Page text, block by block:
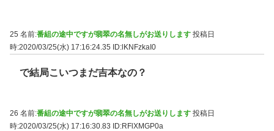
25 名前:番組の途中ですが翡翠の名無しがお送りします 投稿日
時:2020/03/25(水) 17:16:24.35
ID:lKNFzkaI0
で結局こいつまだ吉本なの？
26 名前:番組の途中ですが翡翠の名無しがお送りします 投稿日
時:2020/03/25(水) 17:16:30.83 ID:RFlXMGP0a